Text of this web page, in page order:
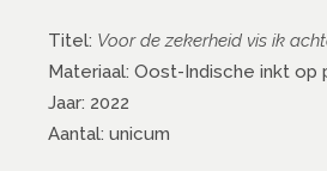
Titel: Voor de zekerheid vis ik
Materiaal: Oost-Indische inkt op
Jaar: 2022
Aantal: unicum